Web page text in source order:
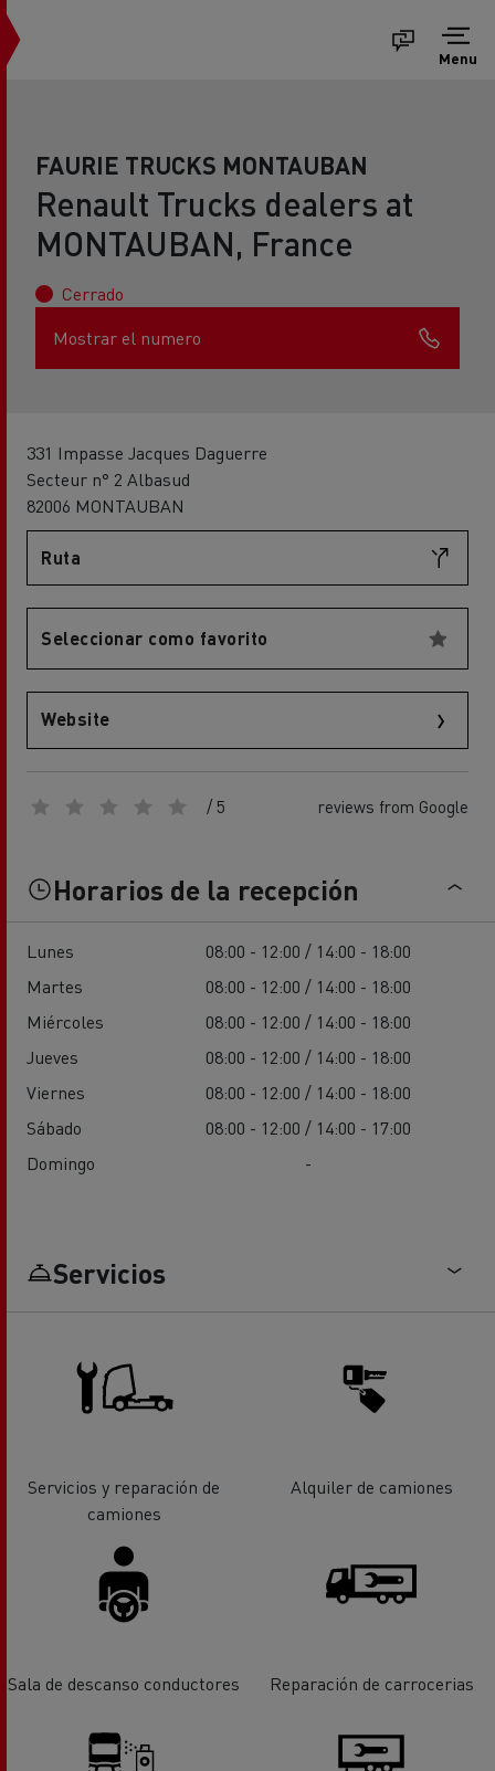
Menu
FAURIE TRUCKS MONTAUBAN
Renault Trucks dealers at
MONTAUBAN, France
Cerrado
Mostrar el numero
331 Impasse Jacques Daguerre
Secteur n° 2 Albasud
82006 MONTAUBAN
Ruta
Seleccionar como favorito
Website
/ 5 reviews from Google
Horarios de la recepción
Lunes
08:00 - 12:00 / 14:00 - 18:00
Martes
08:00 - 12:00 / 14:00 - 18:00
Miércoles
08:00 - 12:00 / 14:00 - 18:00
Jueves
08:00 - 12:00 / 14:00 - 18:00
Viernes
08:00 - 12:00 / 14:00 - 18:00
Sábado
08:00 - 12:00 / 14:00 - 17:00
Domingo
-
Servicios
Servicios y reparación de
camiones
Alquiler de camiones
Sala de descanso conductores Reparación de carrocerias